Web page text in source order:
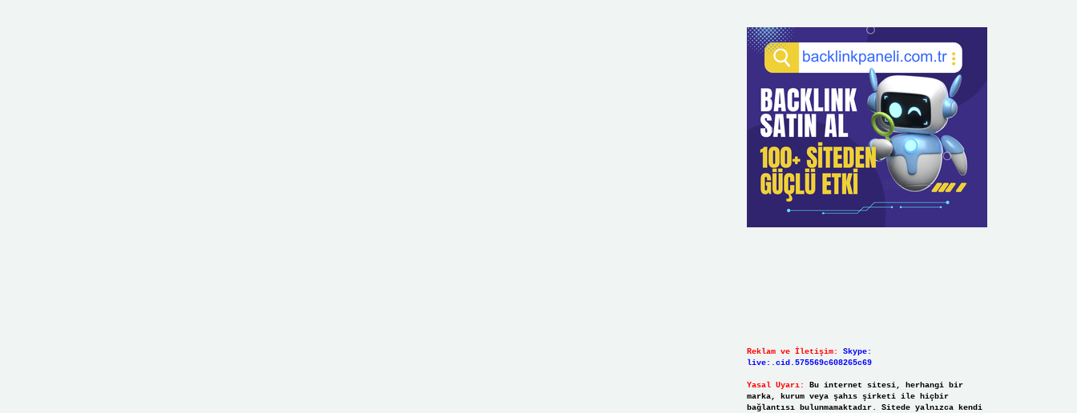
Reklam ve İletişim:
Skype:
live:.cid.575569c608265c69
Yasal Uyarı:
Bu internet sitesi, herhangi bir
marka, kurum veya şahıs şirketi ile hiçbir
bağlantısı bulunmamaktadır. Sitede yalnızca kendi